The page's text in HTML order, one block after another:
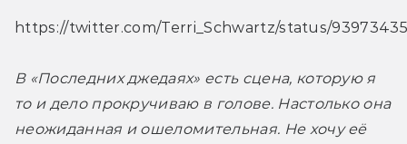
https://twitter.com/Terri_Schwartz/status/
В «Последних джедаях» есть сцена, которую я
то и дело прокручиваю в голове. Настолько она
неожиданная и ошеломительная. Не хочу её